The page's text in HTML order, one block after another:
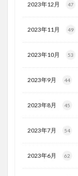
2023年12月 47
2023年11月 49
2023年10月 53
2023年9月 44
2023年8月 45
2023年7月 54
2023年6月 62